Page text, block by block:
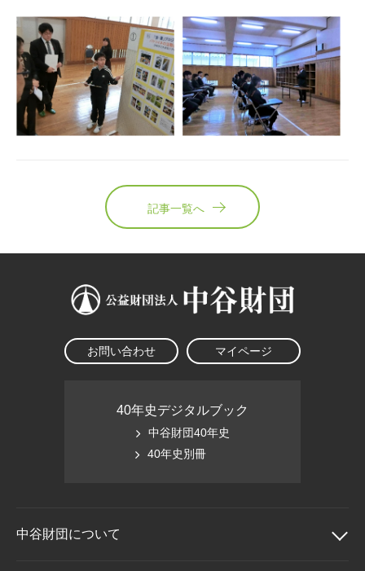
記事一覧へ
お問い合わせ マイページ
40年史デジタルブック
中谷財団40年史
40年史別冊
中谷財団について